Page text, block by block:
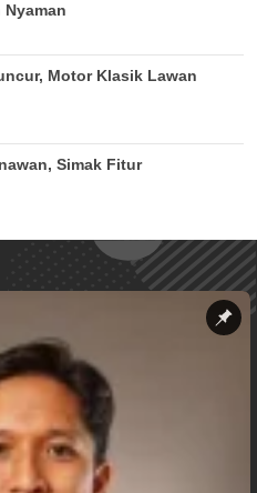
Motor Klasik Lawan
Simak Fitur